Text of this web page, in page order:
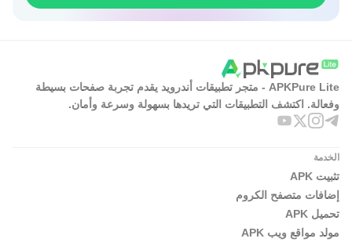
APKPure Lite - متجر تطبيقات أندرويد يقدم تجربة صفحات بسيطة
وفعالة. اكتشف التطبيقات التي تريدها بسهولة وسرعة وأمان.
الخدمة
تثبيت APK
إضافات متصفح الكروم
تحميل APK
مولد مواقع ويب APK